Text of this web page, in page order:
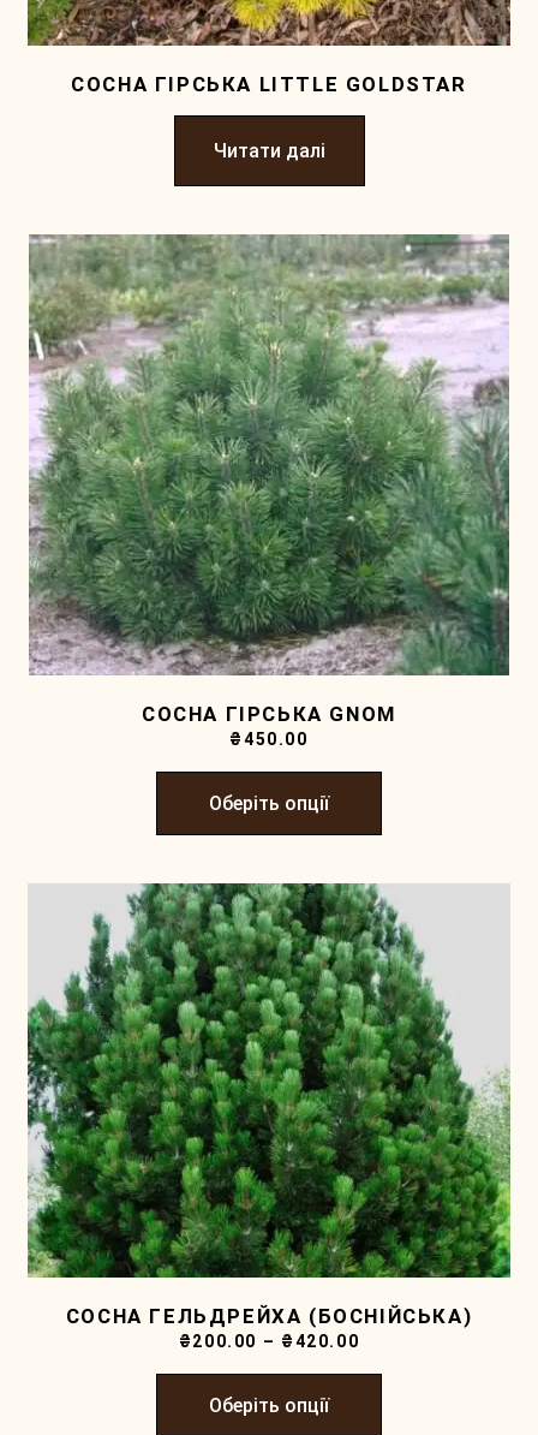
СОСНА ГІРСЬКА LITTLE GOLDSTAR
Читати далі
СОСНА ГІРСЬКА GNOM
₴450.00
Оберіть опції
СОСНА ГЕЛЬДРЕЙХА (БОСНІЙСЬКА)
₴200.00 – ₴420.00
Оберіть опції